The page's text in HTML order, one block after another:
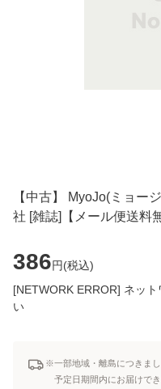
【中古】 MyoJo(ミョー
社 [雑誌]【メール便送料
386円(税込)
[NETWORK ERROR] ネッ
い
※一部地域・離島につきま
予定日期間内にお届けで